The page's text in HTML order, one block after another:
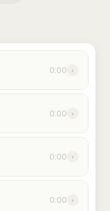
0:00 ›
0:00 ›
0:00 ›
0:00 ›